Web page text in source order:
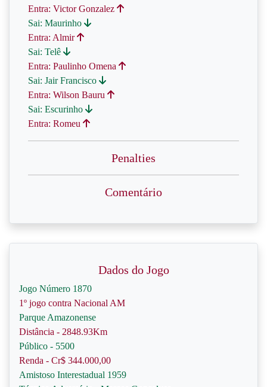
Entra: Victor Gonzalez
Sai: Maurinho
Entra: Almir
Sai: Telê
Entra: Paulinho Omena
Sai: Jair Francisco
Entra: Wilson Bauru
Sai: Escurinho
Entra: Romeu
Penalties
Comentário
Dados do Jogo
Jogo Número 1870
1º jogo contra Nacional AM
Parque Amazonense
Distância - 2848.93Km
Público - 5500
Renda - Cr$ 344.000,00
Amistoso Interestadual 1959